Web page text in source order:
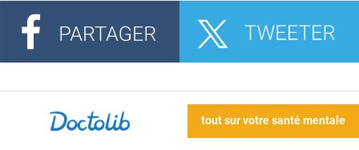
tout sur votre santé mentale